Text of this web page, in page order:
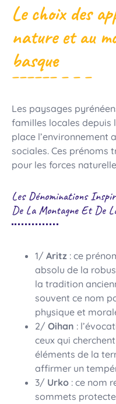
Le choix des
nature et au
basque
Les paysages
familles locales depuis
place l’environnement
sociales. Ces prénoms
pour les forces
Les Dénominations
De La Montagne Et De
1/ Aritz : ce
absolu de la
la tradition
souvent ce nom
physique et
2/ Oihan :
ceux qui
éléments de la
affirmer un
3/ Urko : ce nom
sommets